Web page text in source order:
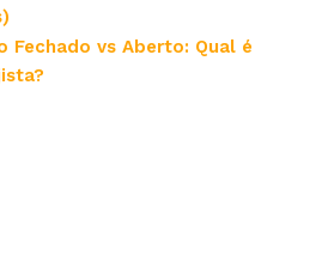
Fechado vs Aberto: Qual é